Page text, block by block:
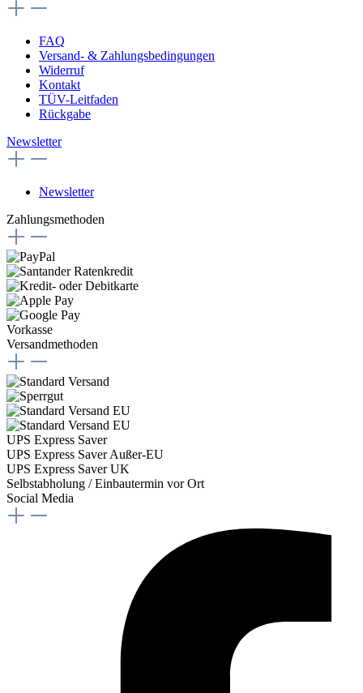
FAQ
Versand- & Zahlungsbedingungen
Widerruf
Kontakt
TÜV-Leitfaden
Rückgabe
Newsletter
Newsletter
Zahlungsmethoden
Vorkasse
Versandmethoden
UPS Express Saver
UPS Express Saver Außer-EU
UPS Express Saver UK
Selbstabholung / Einbautermin vor Ort
Social Media